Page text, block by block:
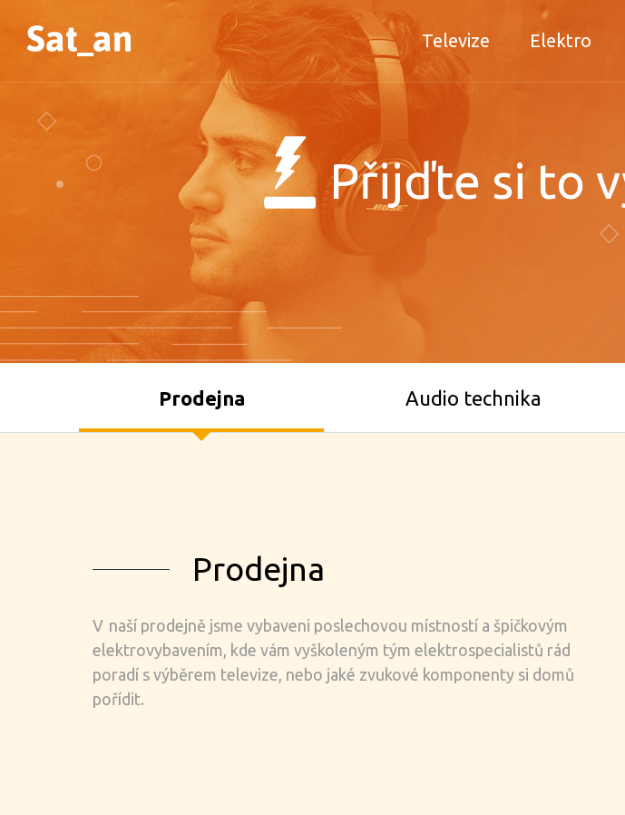
Televize Elektro
Přijďte si to
Prodejna Audio technika
Prodejna
V naší prodejně jsme vybaveni poslechovou místností a špičkovým
elektrovybavením, kde vám vyškoleným tým elektrospecialistů rád
poradí s výběrem televize, nebo jaké zvukové komponenty si domů
pořídit.